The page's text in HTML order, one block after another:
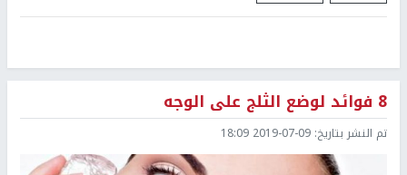
8 فوائد لوضع الثلج على الوجه
تم النشر بتاريخ: 2019-07-09 18:09